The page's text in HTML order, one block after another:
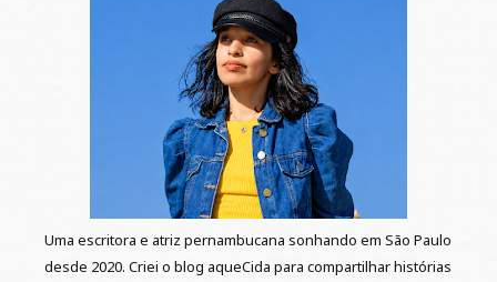
Uma escritora e atriz pernambucana sonhando em São Paulo
desde 2020. Criei o blog aqueCida para compartilhar histórias